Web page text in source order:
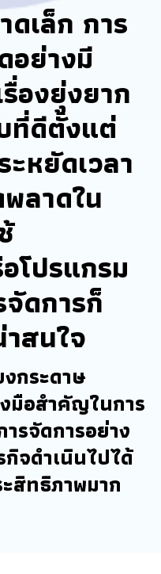
เล็ก การ
อย่างมี
องยุ่งยาก
ที่ดีตั้งแต่
หยัดเวลา
ลาดใน
โปรแกรม
ดการก็
สนใจ
กระดาษ
มือสำคัญในการ
รจัดการอย่าง
จดำเนินไปได้
สิทธิภาพมาก